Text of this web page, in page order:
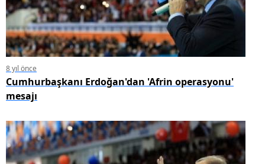
8 yıl önce
Cumhurbaşkanı Erdoğan'dan 'Afrin operasyonu'
mesajı